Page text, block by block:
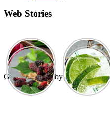
Web Stories
GuCherry Blog byEverestthemes